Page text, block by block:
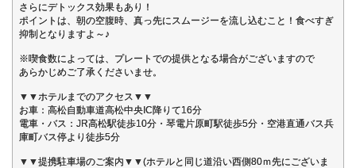
さらにデトックス効果もあり！
ポイントは、朝の空腹時、真っ先にスムージーを流し込むこと！食べすぎ
抑制となりますよ～♪
※喫食数によっては、プレートでの提供となる場合がございますので
あらかじめご了承くださいませ。
▼▼ホテルまでのアクセス▼▼
お車：高松自動車道高松中央IC降りて16分
電車・バス：JR高松駅徒歩10分・琴電片原町駅徒歩5分・空港直通バス兵
庫町バス停より徒歩5分
▼▼提携駐車場のご案内▼▼(ホテルと同じ道沿い西側80ｍ先にございま